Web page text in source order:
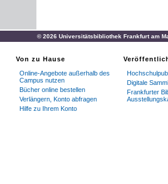
© 2026 Universitätsbibliothek Frankfurt am
Von zu Hause
Online-Angebote außerhalb des
Campus nutzen
Bücher online bestellen
Verlängern, Konto abfragen
Hilfe zu Ihrem Konto
Digitale
Frankfurter